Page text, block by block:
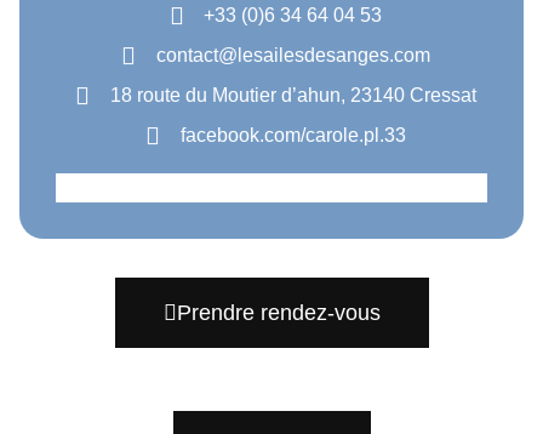
+33 (0)6 34 64 04 53
contact@lesailesdesanges.com
18 route du Moutier d’ahun, 23140 Cressat
facebook.com/carole.pl.33
Prendre rendez-vous